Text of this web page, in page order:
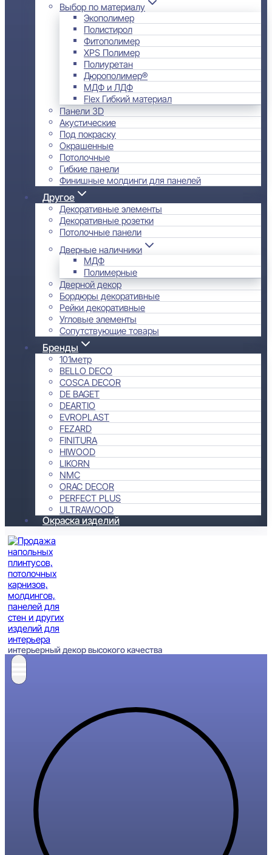
Выбор по материалу
Экополимер
Полистирол
Фитополимер
XPS Полимер
Полиуретан
Дюрополимер®
МДФ и ЛДФ
Flex Гибкий материал
Панели 3D
Акустические
Под покраску
Окрашенные
Потолочные
Гибкие панели
Финишные молдинги для панелей
Другое
Декоративные элементы
Декоративные розетки
Потолочные панели
Дверные наличники
МДФ
Полимерные
Дверной декор
Бордюры декоративные
Рейки декоративные
Угловые элементы
Сопутствующие товары
Бренды
101метр
BELLO DECO
COSCA DECOR
DE BAGET
DEARTIO
EVROPLAST
FEZARD
FINITURA
HIWOOD
LIKORN
NMC
ORAC DECOR
PERFECT PLUS
ULTRAWOOD
Окраска изделий
интерьерный декор высокого качества